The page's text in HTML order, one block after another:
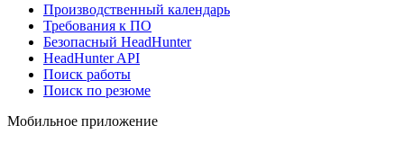
Производственный календарь
Требования к ПО
Безопасный HeadHunter
HeadHunter API
Поиск работы
Поиск по резюме
Мобильное приложение